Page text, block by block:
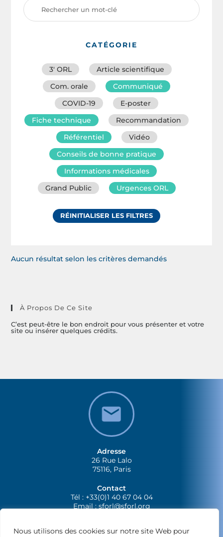
Nous utilisons des cookies sur notre site Web pour
CATÉGORIE
3′ ORL
Article scientifique
Com. orale
Communiqué
COVID-19
E-poster
Fiche technique
Recommandation
Référentiel
Vidéo
Conseils de bonne pratique
Informations médicales
Grand Public
Urgences ORL
RÉINITIALISER LES FILTRES
Aucun résultat selon les critères demandés
À Propos De Ce Site
C’est peut-être le bon endroit pour vous présenter et votre
site ou insérer quelques crédits.
Adresse
26 Rue Lalo
75116, Paris
Contact
Tél : +33(0)1 40 67 04 04
Email :sforl@sforl.org